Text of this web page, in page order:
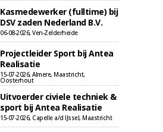
Kasmedewerker (fulltime) bij
DSV zaden Nederland B.V.
06-08-2026, Ven-Zelderheide
Projectleider Sport bij Antea
Realisatie
15-07-2026, Almere, Maastricht,
Oosterhout
Uitvoerder civiele techniek &
sport bij Antea Realisatie
15-07-2026, Capelle a/d IJssel, Maastricht